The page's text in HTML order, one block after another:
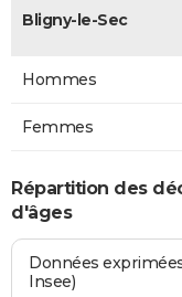
Bligny-le-Sec
Hommes
Femmes
Répartition des
d'âges
Données
Insee)